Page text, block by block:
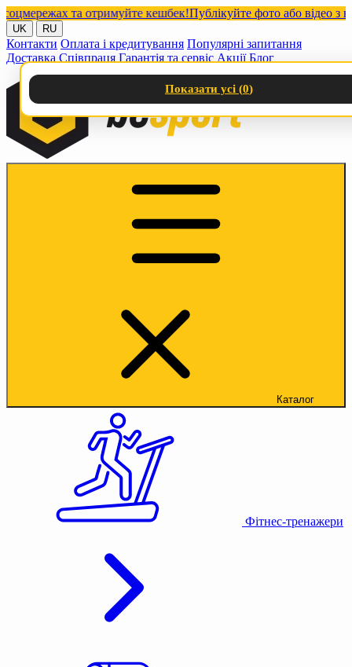
та отримуйте кешбек!Публікуйте фото або відео з
UK RU
Контакти Оплата і кредитування Популярні запитання
Доставка Співпраця Гарантія та сервіс Акції Блог
Каталог
Фітнес-тренажери
Показати усі (0)